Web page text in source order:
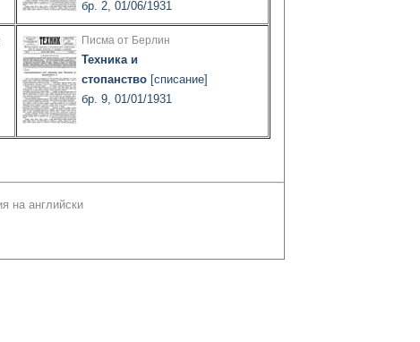
бр. 2, 01/06/1931
Писма от Берлин
Техника и
стопанство [списание]
бр. 9, 01/01/1931
на английски